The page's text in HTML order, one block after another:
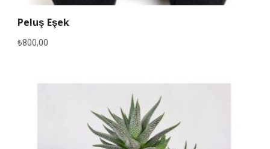
Peluş Eşek
₺800,00